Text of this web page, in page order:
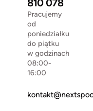
810 078
Pracujemy
od
poniedziałku
do piątku
w godzinach
08:00-
16:00